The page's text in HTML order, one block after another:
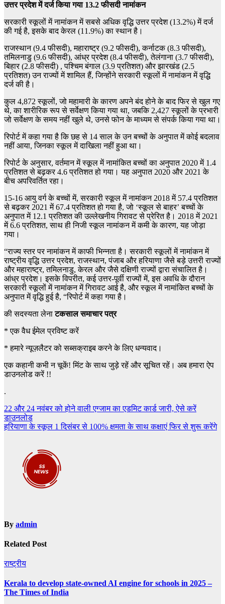
उत्तर प्रदेश में दर्ज किया गया 13.2 फीसदी नामांकन
सरकारी स्कूलों में नामांकन में सबसे अधिक वृद्धि उत्तर प्रदेश (13.2%) में दर्ज
की गई है, इसके बाद केरल (11.9%) का स्थान है।
राजस्थान (9.4 फीसदी), महाराष्ट्र (9.2 फीसदी), कर्नाटक (8.3 फीसदी),
तमिलनाडु (9.6 फीसदी), आंध्र प्रदेश (8.4 फीसदी), तेलंगाना (3.7 फीसदी),
बिहार (2.8 फीसदी) , पश्चिम बंगाल (3.9 प्रतिशत) और झारखंड (2.5
प्रतिशत) उन राज्यों में शामिल हैं, जिन्होंने सरकारी स्कूलों में नामांकन में वृद्धि
दर्ज की है।
कुल 4,872 स्कूलों, जो महामारी के कारण अपने बंद होने के बाद फिर से खुल गए
थे, का शारीरिक रूप से सर्वेक्षण किया गया था, जबकि 2,427 स्कूलों के प्रभारी
जो सर्वेक्षण के समय नहीं खुले थे, उनसे फोन के माध्यम से संपर्क किया गया था।
रिपोर्ट में कहा गया है कि छह से 14 साल के उन बच्चों के अनुपात में कोई बदलाव
नहीं आया, जिनका स्कूल में दाखिला नहीं हुआ था।
रिपोर्ट के अनुसार, वर्तमान में स्कूल में नामांकित बच्चों का अनुपात 2020 में 1.4
प्रतिशत से बढ़कर 4.6 प्रतिशत हो गया। यह अनुपात 2020 और 2021 के
बीच अपरिवर्तित रहा।
15-16 आयु वर्ग के बच्चों में, सरकारी स्कूल में नामांकन 2018 में 57.4 प्रतिशत
से बढ़कर 2021 में 67.4 प्रतिशत हो गया है, जो ‘स्कूल से बाहर’ बच्चों के
अनुपात में 12.1 प्रतिशत की उल्लेखनीय गिरावट से प्रेरित है। 2018 में 2021
में 6.6 प्रतिशत, साथ ही निजी स्कूल नामांकन में कमी के कारण, यह जोड़ा
गया।
“राज्य स्तर पर नामांकन में काफी भिन्नता है। सरकारी स्कूलों में नामांकन में
राष्ट्रीय वृद्धि उत्तर प्रदेश, राजस्थान, पंजाब और हरियाणा जैसे बड़े उत्तरी राज्यों
और महाराष्ट्र, तमिलनाडु, केरल और जैसे दक्षिणी राज्यों द्वारा संचालित है।
आंध्र प्रदेश। इसके विपरीत, कई उत्तर-पूर्वी राज्यों में, इस अवधि के दौरान
सरकारी स्कूलों में नामांकन में गिरावट आई है, और स्कूल में नामांकित बच्चों के
अनुपात में वृद्धि हुई है, “रिपोर्ट में कहा गया है।
की सदस्यता लेनाटकसाल समाचार पत्र
* एक वैध ईमेल प्रविष्ट करें
* हमारे न्यूज़लैटर को सब्सक्राइब करने के लिए धन्यवाद।
एक कहानी कभी न चूकें! मिंट के साथ जुड़े रहें और सूचित रहें। अब हमारा ऐप
डाउनलोड करें !!
.
Post
navigation
22 और 24 नवंबर को होने वाली एग्जाम का एडमिट कार्ड जारी, ऐसे करें
डाउनलोड
हरियाणा के स्कूल 1 दिसंबर से 100% क्षमता के साथ कक्षाएं फिर से शुरू करेंगे
By admin
Related Post
राष्ट्रीय
Kerala to develop state-owned AI engine for schools in 2025 –
The Times of India